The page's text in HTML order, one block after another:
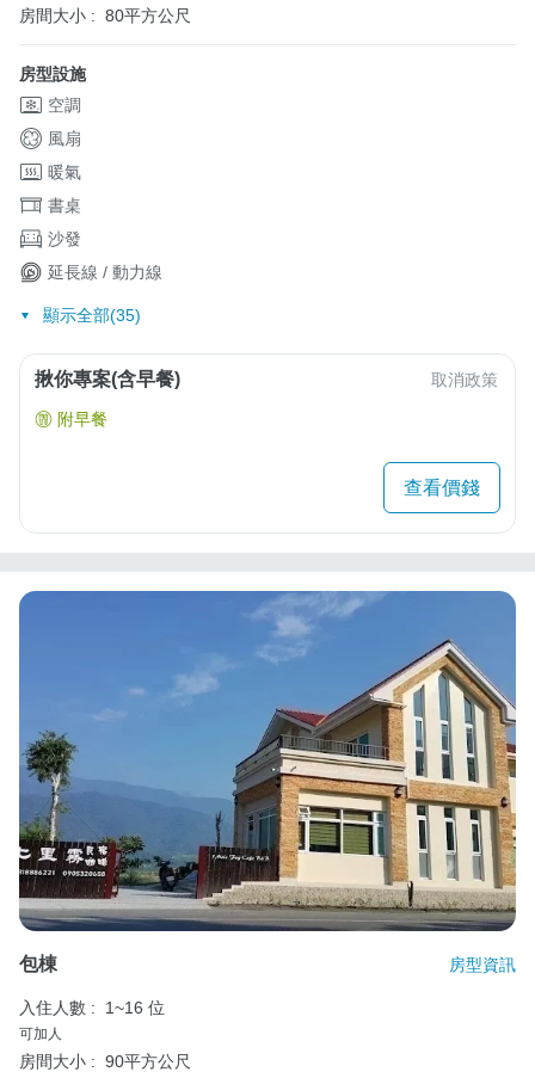
房間大小 : 80平方公尺
房型設施
空調
風扇
暖氣
書桌
沙發
延長線 / 動力線
顯示全部(35)
揪你專案(含早餐) 取消政策
附早餐
查看價錢
包棟 房型資訊
入住人數 : 1~16 位
可加人
房間大小 : 90平方公尺